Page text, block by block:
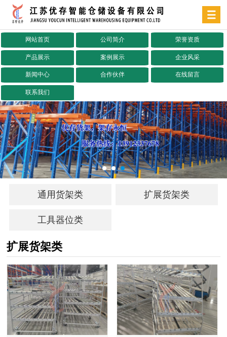
网站首页 公司简介 荣誉资质
产品展示 案例展示 企业风采
新闻中心 合作伙伴 在线留言
联系我们
通用货架类 扩展货架类
工具器位类
扩展货架类